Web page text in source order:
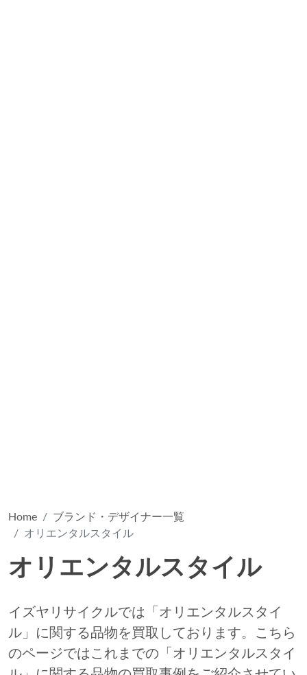
Home
ブランド・デザイナー一覧
オリエンタルスタイル
オリエンタルスタイル
イズヤリサイクルでは「オリエンタルスタイ
ル」に関する品物を買取しております。こちら
のページではこれまでの「オリエンタルスタイ